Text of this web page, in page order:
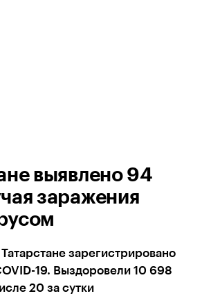
выявлено 94
заражения
зарегистрировано
19. Выздоровели 10 698
20 за сутки